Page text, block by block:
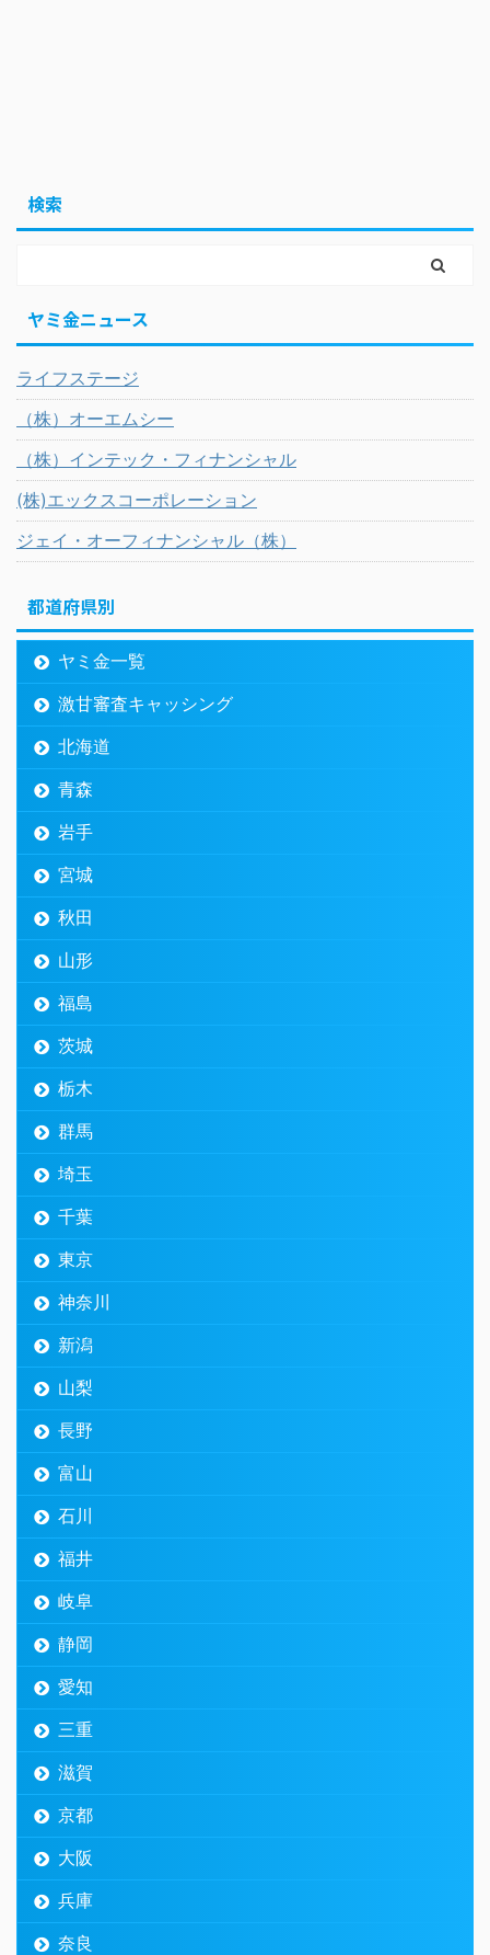
検索
ヤミ金ニュース
ライフステージ
（株）オーエムシー
（株）インテック・フィナンシャル
(株)エックスコーポレーション
ジェイ・オーフィナンシャル（株）
都道府県別
ヤミ金一覧
激甘審査キャッシング
北海道
青森
岩手
宮城
秋田
山形
福島
茨城
栃木
群馬
埼玉
千葉
東京
神奈川
新潟
山梨
長野
富山
石川
福井
岐阜
静岡
愛知
三重
滋賀
京都
大阪
兵庫
奈良